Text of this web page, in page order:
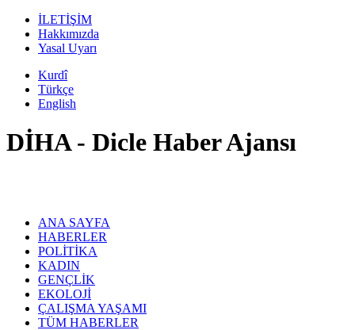
İLETİŞİM
Hakkımızda
Yasal Uyarı
Kurdî
Türkçe
English
DİHA - Dicle Haber Ajansı
ANA SAYFA
HABERLER
POLİTİKA
KADIN
GENÇLİK
EKOLOJİ
ÇALIŞMA YAŞAMI
TÜM HABERLER